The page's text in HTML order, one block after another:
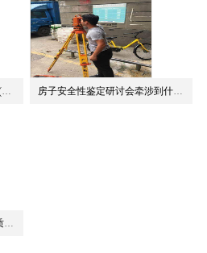
房屋安全鉴定评定是什么东西?(青岛有房屋安全鉴定吗) 房子安全性鉴定研讨会牵涉到什么内容（房子安全鉴定为什么要做）
青岛房子质量检验评定（房屋质量检测鉴定有效果吗）